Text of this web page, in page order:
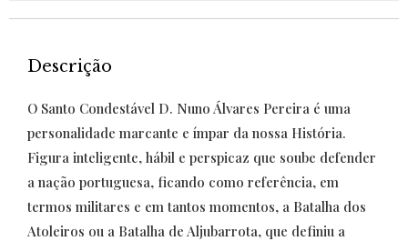
Descrição
O Santo Condestável D. Nuno Álvares Pereira é uma
personalidade marcante e ímpar da nossa História.
Figura inteligente, hábil e perspicaz que soube defender
a nação portuguesa, ficando como referência, em
termos militares e em tantos momentos, a Batalha dos
Atoleiros ou a Batalha de Aljubarrota, que definiu a